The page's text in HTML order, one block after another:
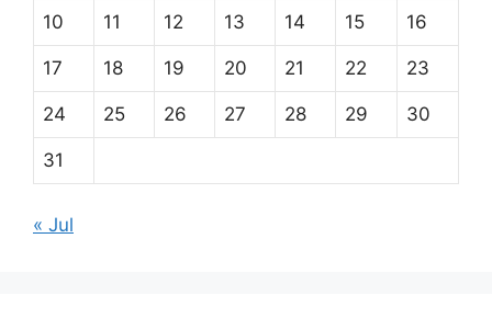
10 11 12 13 14 15 16
17 18 19 20 21 22 23
24 25 26 27 28 29 30
31
« Jul